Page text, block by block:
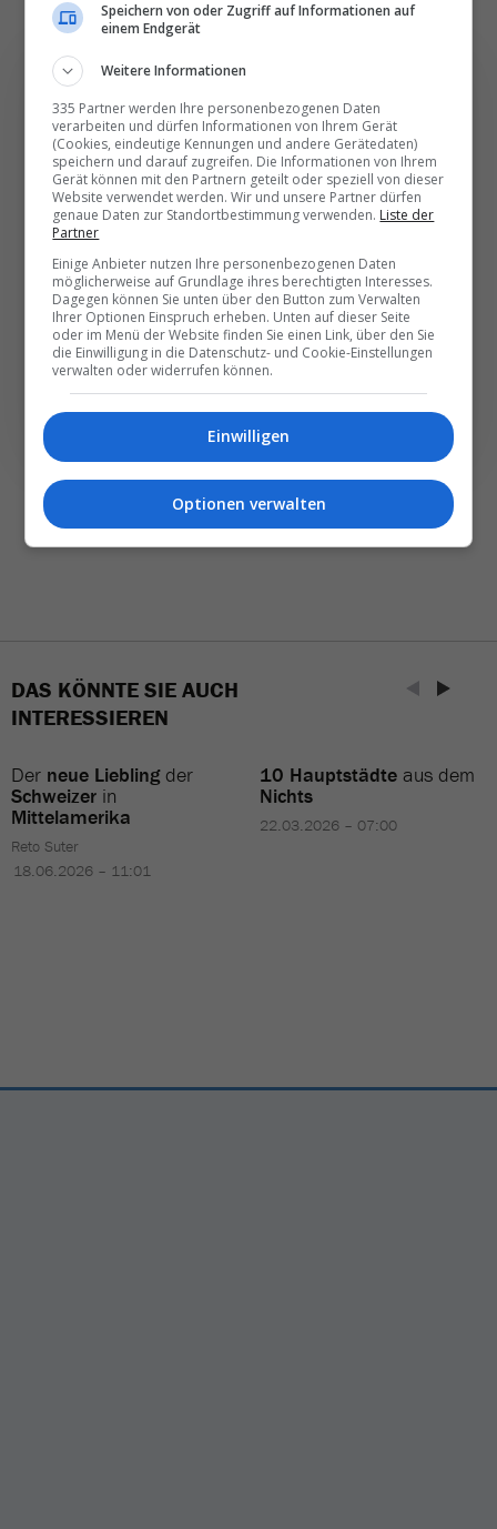
Die wichtigsten und
besten News direkt in
Ihr E‑Mail-Postfach
Täglich oder wöchentlich, mit mehr Insights oder
weniger. Bei Travel­news haben Sie die Wahl.
NEWSLETTER ENTDECKEN
DAS KÖNNTE SIE AUCH
INTERESSIEREN
Der neue Lieblingder
Schweizer in
Mittelamerika
Reto Suter
18.06.2026 – 11:01
10 Hauptstädte aus dem
Nichts
22.03.2026 – 07:00
Speichern von oder Zugriff auf Informationen auf
einem Endgerät
Weitere Informationen
335 Partner werden Ihre personenbezogenen Daten
verarbeiten und dürfen Informationen von Ihrem Gerät
(Cookies, eindeutige Kennungen und andere Gerätedaten)
speichern und darauf zugreifen. Die Informationen von Ihrem
Gerät können mit den Partnern geteilt oder speziell von dieser
Website verwendet werden. Wir und unsere Partner dürfen
genaue Daten zur Standortbestimmung verwenden. Liste der
Partner
Einige Anbieter nutzen Ihre personenbezogenen Daten
möglicherweise auf Grundlage ihres berechtigten Interesses.
Dagegen können Sie unten über den Button zum Verwalten
Ihrer Optionen Einspruch erheben. Unten auf dieser Seite
oder im Menü der Website finden Sie einen Link, über den Sie
die Einwilligung in die Datenschutz- und Cookie-Einstellungen
verwalten oder widerrufen können.
Einwilligen
Optionen verwalten